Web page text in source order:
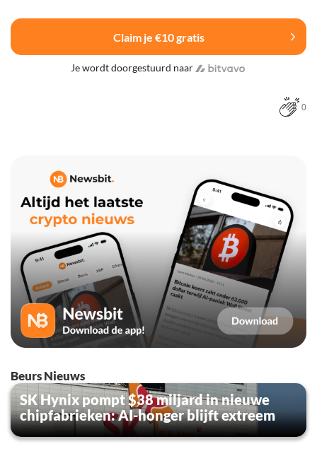
Claim je €10 gratis
Je wordt doorgestuurd naar
0
Beurs Nieuws
SK Hynix pompt $38 miljard in nieuwe
chipfabrieken: AI-honger blijft extreem